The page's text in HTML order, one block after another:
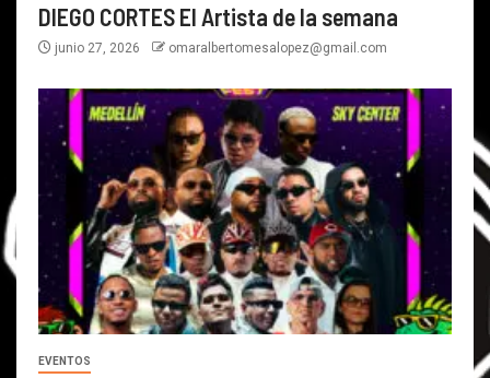
DIEGO CORTES El Artista de la semana
junio 27, 2026 omaralbertomesalopez@gmail.com
EVENTOS